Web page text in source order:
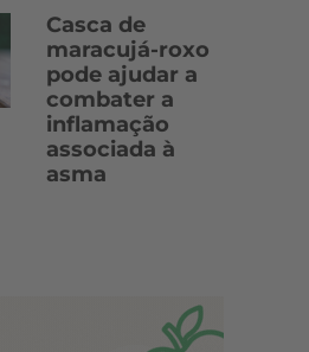
Casca de
maracujá-roxo
pode ajudar a
combater a
inflamação
associada à
asma